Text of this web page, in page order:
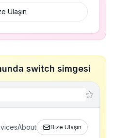
Ulaşın
switch simgesi
About Bize Ulaşın